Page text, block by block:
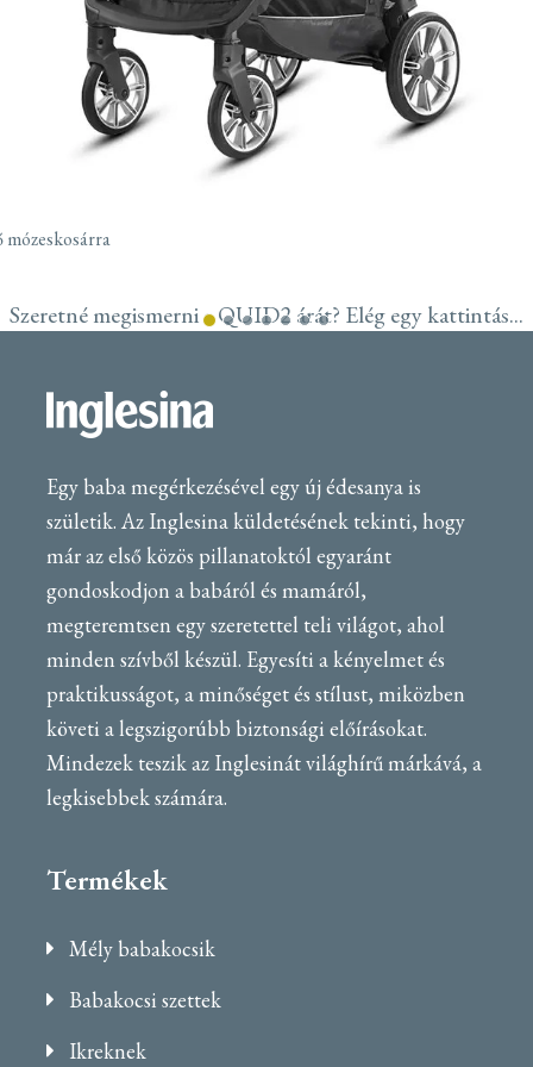
mózeskosárra
Szeretné megismerni a QUID2 árát? Elég egy kattintás...
Egy baba megérkezésével egy új édesanya is
születik. Az Inglesina küldetésének tekinti, hogy
már az első közös pillanatoktól egyaránt
gondoskodjon a babáról és mamáról,
megteremtsen egy szeretettel teli világot, ahol
minden szívből készül. Egyesíti a kényelmet és
praktikusságot, a minőséget és stílust, miközben
követi a legszigorúbb biztonsági előírásokat.
Mindezek teszik az Inglesinát világhírű márkává, a
legkisebbek számára.
Termékek
Mély babakocsik
Babakocsi szettek
Ikreknek